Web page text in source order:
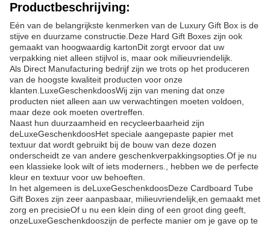
Productbeschrijving:
Eén van de belangrijkste kenmerken van de Luxury Gift Box is de
stijve en duurzame constructie.Deze Hard Gift Boxes zijn ook
gemaakt van hoogwaardig kartonDit zorgt ervoor dat uw
verpakking niet alleen stijlvol is, maar ook milieuvriendelijk.
Als Direct Manufacturing bedrijf zijn we trots op het produceren
van de hoogste kwaliteit producten voor onze
klanten. LuxeGeschenkdoosWij zijn van mening dat onze
producten niet alleen aan uw verwachtingen moeten voldoen,
maar deze ook moeten overtreffen.
Naast hun duurzaamheid en recycleerbaarheid zijn
deLuxeGeschenkdoosHet speciale aangepaste papier met
textuur dat wordt gebruikt bij de bouw van deze dozen
onderscheidt ze van andere geschenkverpakkingsopties.Of je nu
een klassieke look wilt of iets moderners., hebben we de perfecte
kleur en textuur voor uw behoeften.
In het algemeen is deLuxeGeschenkdoosDeze Cardboard Tube
Gift Boxes zijn zeer aanpasbaar, milieuvriendelijk,en gemaakt met
zorg en precisieOf u nu een klein ding of een groot ding geeft,
onzeLuxeGeschenkdooszijn de perfecte manier om je gave op te